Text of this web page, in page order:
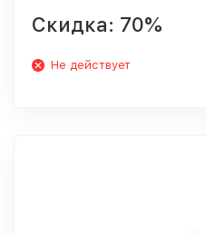
Скидка: 70%
Не действует